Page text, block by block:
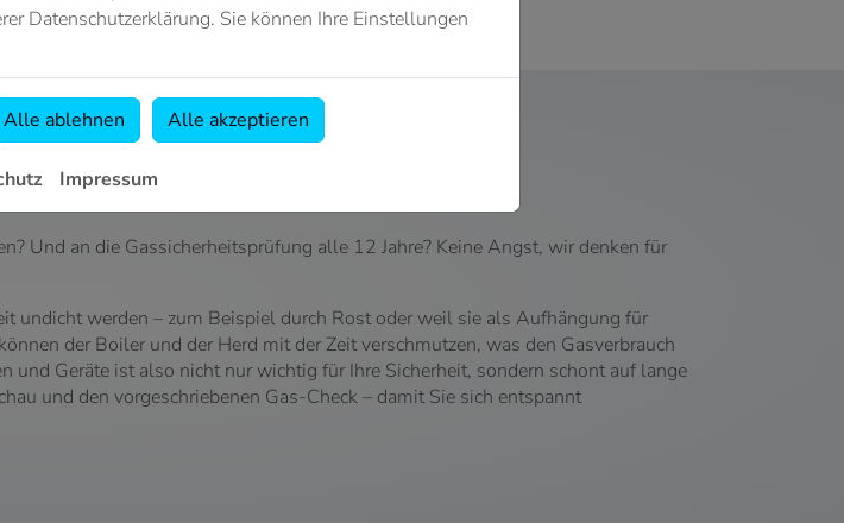
Und an die Gassicherheitsprüfung alle 12 Jahre? Keine Angst, wir denken für
undicht werden – zum Beispiel durch Rost oder weil sie als Aufhängung für
der Boiler und der Herd mit der Zeit verschmutzen, was den Gasverbrauch
Geräte ist also nicht nur wichtig für Ihre Sicherheit, sondern schont auf lange
und den vorgeschriebenen Gas-Check – damit Sie sich entspannt
Datenschutzerklärung. Sie können Ihre Einstellungen
Alle ablehnen Alle akzeptieren
Impressum